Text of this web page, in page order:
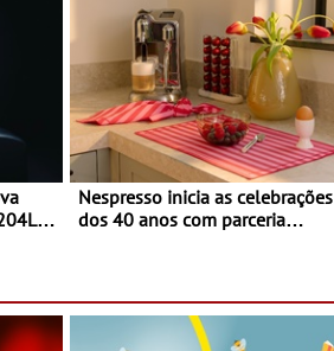
Nespresso inicia as celebrações
dos 40 anos com parceria
Torres Novas